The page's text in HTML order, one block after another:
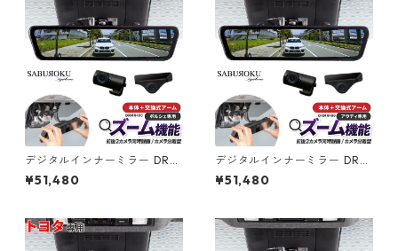
コ 前後 前後2カメラ 12インチ
前後同時録画 衝撃検知 ]
ラー 駐車監視 ドラレコ 前後
前後2カメラ 12インチ 前後同
時録画 衝撃検知 ]
デジタルインナーミラー DRM
R490（本体＋アーム）【ポル
シェ専用】 [ ドライブレコー
型 ドラレコ デジタルインナー
ミラー 駐車監視 ドラレコ 前後
¥51,480
デジタルインナーミラー DRM
R490（本体＋アーム）【アウ
ディ専用】 [ ドライブレコー
型 ドラレコ デジタルインナー
ミラー 駐車監視 ドラレコ 前後
¥51,480